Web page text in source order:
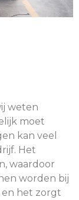
weten
moet
kan veel
Het
waardoor
worden bij
en het zorgt